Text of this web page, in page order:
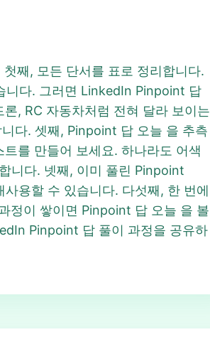
째, 모든 단서를 표로 정리합니다.
니다. 그러면 LinkedIn Pinpoint 답
, RC 자동차처럼 전혀 달라 보이는
다. 셋째, Pinpoint 답 오늘 을 추측
를 만들어 보세요. 하나라도 어색
니다. 넷째, 이미 풀린 Pinpoint
용할 수 있습니다. 다섯째, 한 번에
정이 쌓이면 Pinpoint 답 오늘 을 볼
Pinpoint 답 풀이 과정을 공유하